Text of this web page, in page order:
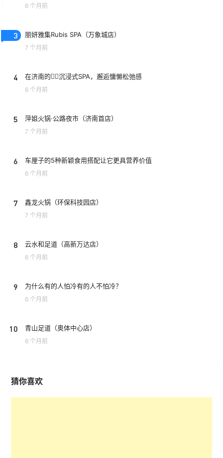
6 个月前
3 丽妍雅集Rubis SPA（万象城店）
7 个月前
4 在济南的💆‍♀️沉浸式SPA，邂逅慵懒松弛感
6 个月前
5 萍姐火锅·公路夜市（济南首店）
7 个月前
6 车厘子的5种新颖食用搭配让它更具营养价值
6 个月前
7 鑫龙火锅（环保科技园店）
7 个月前
8 云水和足道（高新万达店）
6 个月前
9 为什么有的人怕冷有的人不怕冷？
6 个月前
10 青山足道（奥体中心店）
6 个月前
猜你喜欢